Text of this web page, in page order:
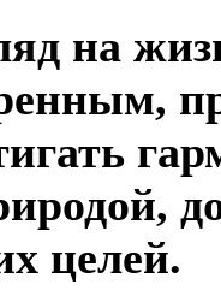
на
целей.